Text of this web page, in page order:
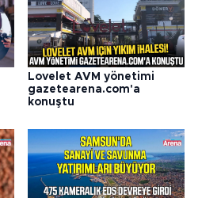
Lovelet AVM yönetimi
gazetearena.com'a
konuştu